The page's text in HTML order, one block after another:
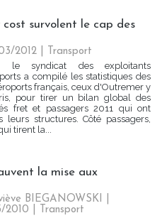
survolent le cap des
2012
Transport
le syndicat des exploitants
a compilé les statistiques des
français, ceux d'Outremer y
pour tirer un bilan global des
fret et passagers 2011 qui ont
leurs structures. Côté passagers,
tirent la...
la mise aux
BIEGANOWSKI |
2010
Transport